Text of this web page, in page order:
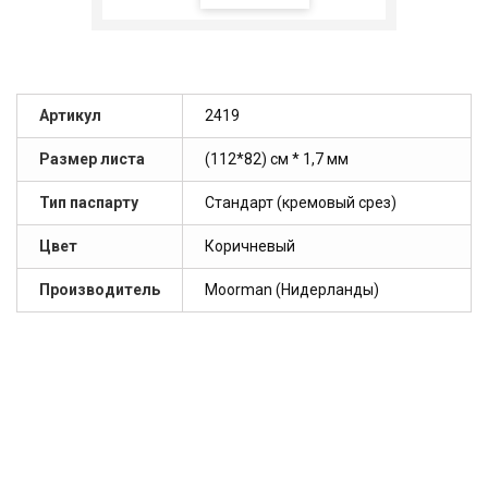
Артикул 2419
Размер листа (112*82) см * 1,7 мм
Тип паспарту Стандарт (кремовый срез)
Цвет Коричневый
Производитель Moorman (Нидерланды)